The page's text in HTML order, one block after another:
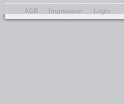
AGB Impressum Login